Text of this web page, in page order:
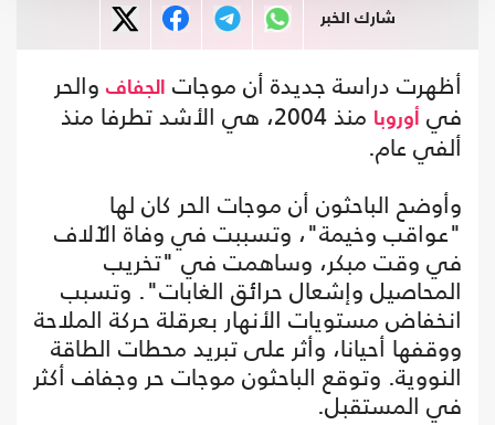
شارك الخبر
أظهرت دراسة جديدة أن موجات الجفاف والحر
في
أوروبا
منذ 2004، هي الأشد تطرفا منذ
ألفي عام.
وأوضح الباحثون أن موجات الحر كان لها
"عواقب وخيمة"، وتسببت في وفاة الآلاف
في وقت مبكر، وساهمت في "تخريب
المحاصيل وإشعال حرائق الغابات". وتسبب
انخفاض مستويات الأنهار بعرقلة حركة الملاحة
ووقفها أحيانا، وأثر على تبريد محطات الطاقة
النووية. وتوقع الباحثون موجات حر وجفاف أكثر
في المستقبل.